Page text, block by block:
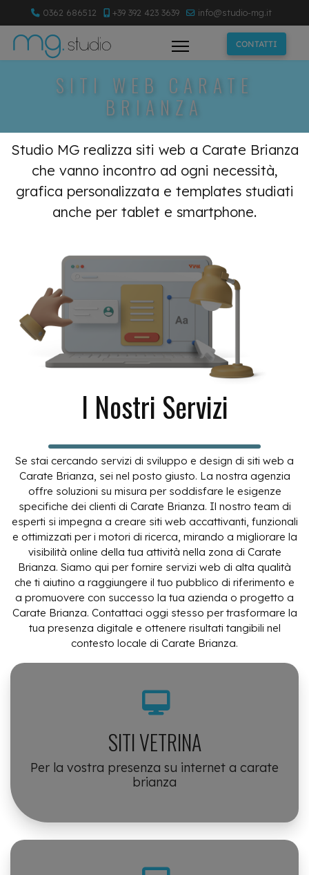
0362 686512 +39 392 423 3639 info@studio-mg.it
CONTATTI
SITI WEB CARATE
BRIANZA
Studio MG realizza siti web a Carate Brianza
che vanno incontro ad ogni necessità,
grafica personalizzata e templates studiati
anche per tablet e smartphone.
I Nostri Servizi
Se stai cercando servizi di sviluppo e design di siti web a
Carate Brianza, sei nel posto giusto. La nostra agenzia
offre soluzioni su misura per soddisfare le esigenze
specifiche dei clienti di Carate Brianza. Il nostro team di
esperti si impegna a creare siti web accattivanti, funzionali
e ottimizzati per i motori di ricerca, mirando a migliorare la
visibilità online della tua attività nella zona di Carate
Brianza. Siamo qui per fornire servizi web di alta qualità
che ti aiutino a raggiungere il tuo pubblico di riferimento e
a promuovere con successo la tua azienda o progetto a
Carate Brianza. Contattaci oggi stesso per trasformare la
tua presenza digitale e ottenere risultati tangibili nel
contesto locale di Carate Brianza.
SITI VETRINA
Per la vostra presenza su internet a carate
brianza